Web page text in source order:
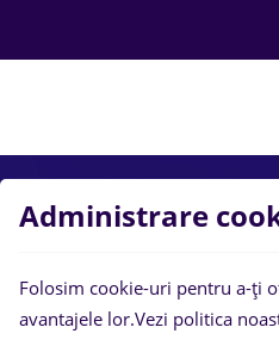
Administrare
Folosim cookie-uri pentru a-ți
avantajele lor.Vezi politica